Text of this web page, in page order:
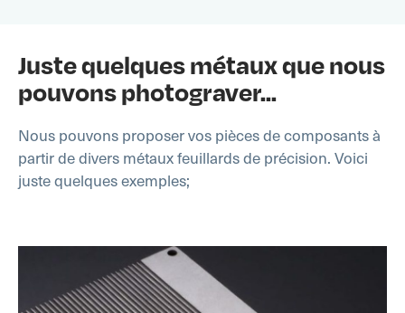
Juste quelques métaux que nous
pouvons photograver...
Nous pouvons proposer vos pièces de composants à
partir de divers métaux feuillards de précision. Voici
juste quelques exemples;